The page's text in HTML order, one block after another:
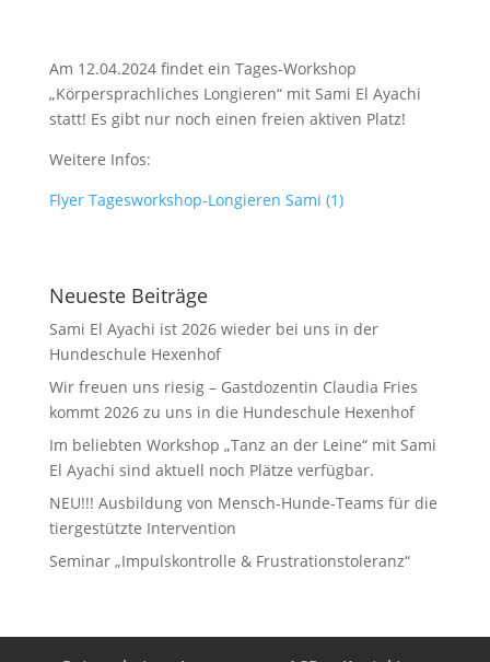
Am 12.04.2024 findet ein Tages-Workshop
„Körpersprachliches Longieren“ mit Sami El Ayachi
statt! Es gibt nur noch einen freien aktiven Platz!
Weitere Infos:
Flyer Tagesworkshop-Longieren Sami (1)
Neueste Beiträge
Sami El Ayachi ist 2026 wieder bei uns in der
Hundeschule Hexenhof
Wir freuen uns riesig – Gastdozentin Claudia Fries
kommt 2026 zu uns in die Hundeschule Hexenhof
Im beliebten Workshop „Tanz an der Leine“ mit Sami
El Ayachi sind aktuell noch Plätze verfügbar.
NEU!!! Ausbildung von Mensch-Hunde-Teams für die
tiergestützte Intervention
Seminar „Impulskontrolle & Frustrationstoleranz“